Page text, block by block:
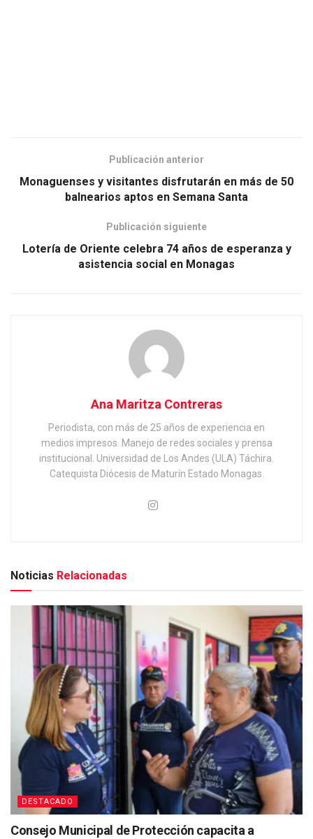
Publicación anterior
Monaguenses y visitantes disfrutarán en más de 50
balnearios aptos en Semana Santa
Publicación siguiente
Lotería de Oriente celebra 74 años de esperanza y
asistencia social en Monagas
Ana Maritza Contreras
Periodista, con más de 25 años de experiencia en
medios impresos. Manejo de redes sociales y prensa
institucional. Universidad de Los Andes (ULA) Táchira.
Catequista Diócesis de Maturín Estado Monagas.
Noticias Relacionadas
DESTACADO
Consejo Municipal de Protección capacita a